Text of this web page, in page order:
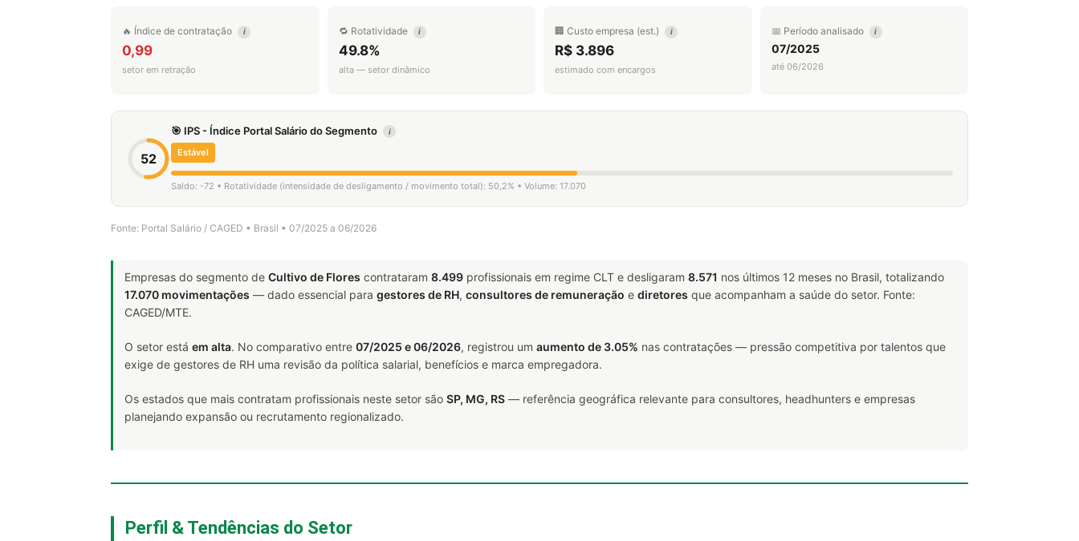
🔥 Índice de contratação i
0,99
setor em retração
🔁 Rotatividade i
49.8%
alta — setor dinâmico
🏢 Custo empresa (est.) i
R$ 3.896
estimado com encargos
📅 Período analisado i
07/2025
até 06/2026
52
🎯 IPS - Índice Portal Salário do Segmento i
Estável
Saldo: -72 • Rotatividade (intensidade de desligamento / movimento total): 50,2% • Volume: 17.070
Fonte: Portal Salário / CAGED • Brasil • 07/2025 a 06/2026
Empresas do segmento de Cultivo de Flores contrataram 8.499 profissionais em regime CLT e desligaram 8.571 nos últimos 12 meses no Brasil, totalizando
17.070 movimentações — dado essencial para gestores de RH, consultores de remuneração e diretores que acompanham a saúde do setor. Fonte:
CAGED/MTE.
O setor está em alta. No comparativo entre 07/2025 e 06/2026, registrou um aumento de 3.05% nas contratações — pressão competitiva por talentos que
exige de gestores de RH uma revisão da política salarial, benefícios e marca empregadora.
Os estados que mais contratam profissionais neste setor são SP, MG, RS — referência geográfica relevante para consultores, headhunters e empresas
planejando expansão ou recrutamento regionalizado.
Perfil & Tendências do Setor